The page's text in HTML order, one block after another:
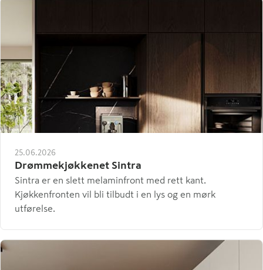
25.06.2026
Drømmekjøkkenet Sintra
Sintra er en slett melaminfront med rett kant.
Kjøkkenfronten vil bli tilbudt i en lys og en mørk
utførelse.